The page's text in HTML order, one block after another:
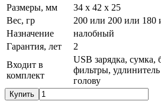
Размеры, мм
34 x 42 x 25
Вес, гр
200 или 200 или 180
Назначение
налобный
Гарантия, лет
2
Входит в
комплект
USB зарядка, сумка,
фильтры,
голову
Купить